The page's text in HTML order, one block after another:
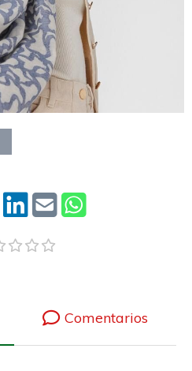
Comentarios